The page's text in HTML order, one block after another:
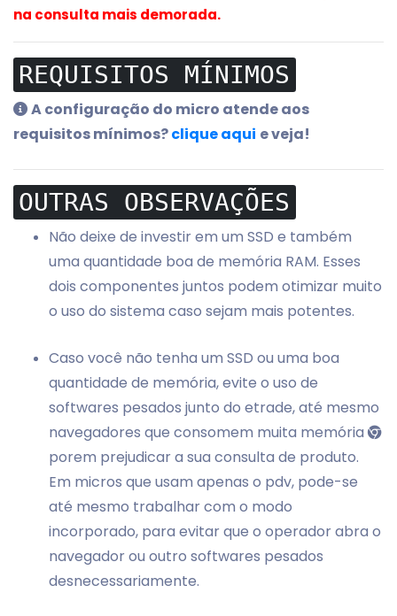
na consulta mais demorada.
REQUISITOS MÍNIMOS
A configuração do micro atende aos
requisitos mínimos?clique aqui e veja!
OUTRAS OBSERVAÇÕES
Não deixe de investir em um SSD e também
uma quantidade boa de memória RAM. Esses
dois componentes juntos podem otimizar muito
o uso do sistema caso sejam mais potentes.
Caso você não tenha um SSD ou uma boa
quantidade de memória, evite o uso de
softwares pesados junto do etrade, até mesmo
navegadores que consomem muita memória
porem prejudicar a sua consulta de produto.
Em micros que usam apenas o pdv, pode-se
até mesmo trabalhar com o modo
incorporado, para evitar que o operador abra o
navegador ou outro softwares pesados
desnecessariamente.